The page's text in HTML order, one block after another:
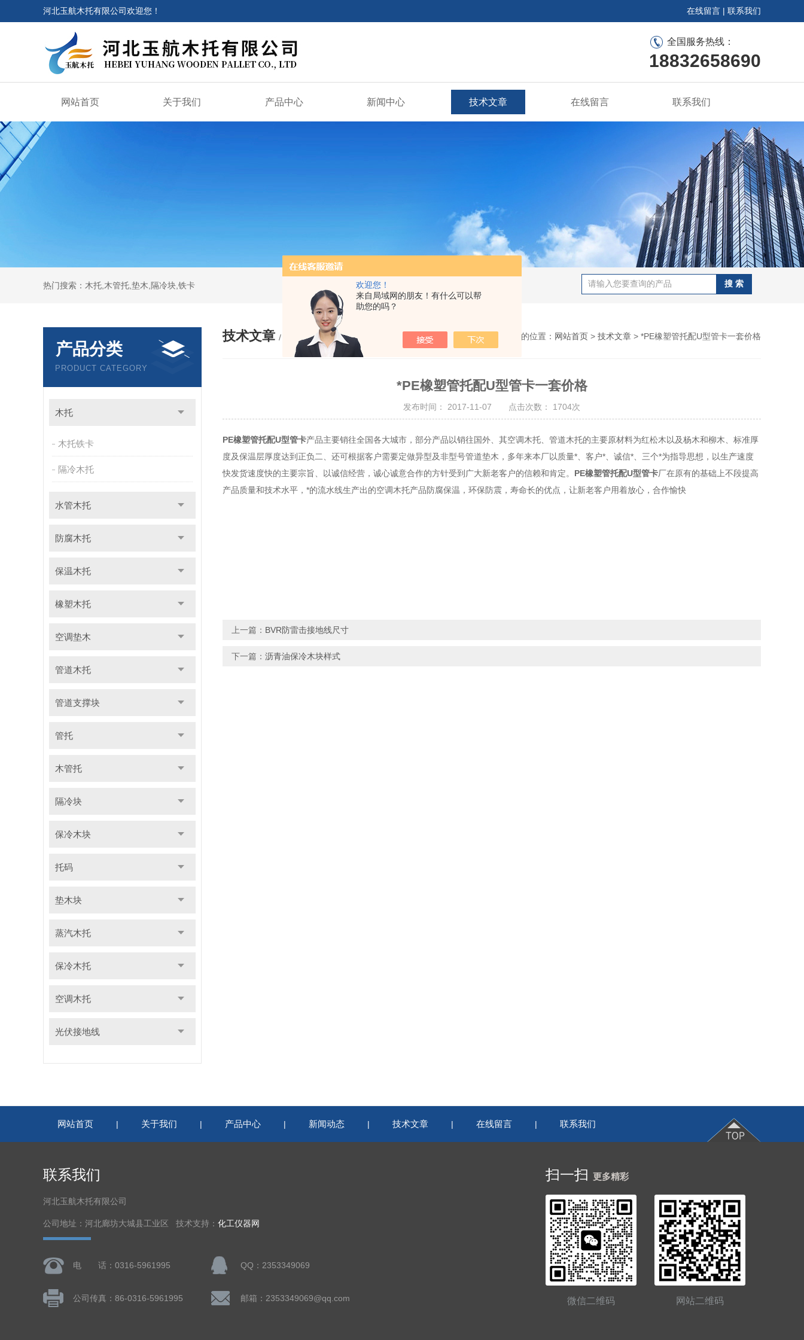
欢迎您！
来自局域网的朋友！有什么可以帮
助您的吗？
河北玉航木托有限公司欢迎您！ 在线留言 | 联系我们
全国服务热线：
18832658690
网站首页 关于我们 产品中心 新闻中心 技术文章 在线留言 联系我们
热门搜索：木托,木管托,垫木,隔冷块,铁卡
产品分类
PRODUCT CATEGORY
木托
木托铁卡
隔冷木托
水管木托
防腐木托
保温木托
橡塑木托
空调垫木
管道木托
管道支撑块
管托
木管托
隔冷块
保冷木块
托码
垫木块
蒸汽木托
保冷木托
空调木托
光伏接地线
技术文章 / ARTICLE 您的位置： 网站首页 > 技术文章 > *PE橡塑管托配U型管卡一套价格
*PE橡塑管托配U型管卡一套价格
发布时间： 2017-11-07 点击次数： 1704次
PE橡塑管托配U型管卡产品主要销往全国各大城市，部分产品以销往国外、其空调木托、管道木托的主要原材料为红松木以及杨木和柳木、标准厚
度及保温层厚度达到正负二、还可根据客户需要定做异型及非型号管道垫木， 多年来本厂以质量*、客户*、诚信*、三个*为指导思想，以生产速度
快发货速度快的主要宗旨、以诚信经营，诚心诚意合作的方针受到广大新老客户的信赖和肯定。 PE橡塑管托配U型管卡厂在原有的基础上不段提高
产品质量和技术水平，*的流水线生产出的空调木托产品防腐保温，环保防震，寿命长的优点，让新老客户用着放心，合作愉快
上一篇： BVR防雷击接地线尺寸
下一篇： 沥青油保冷木块样式
网站首页 | 关于我们 | 产品中心 | 新闻动态 | 技术文章 | 在线留言 | 联系我们
联系我们
河北玉航木托有限公司
公司地址：河北廊坊大城县工业区 技术支持： 化工仪器网
电 话：0316-5961995 QQ：2353349069
公司传真：86-0316-5961995 邮箱：2353349069@qq.com
扫一扫 更多精彩
微信二维码 网站二维码